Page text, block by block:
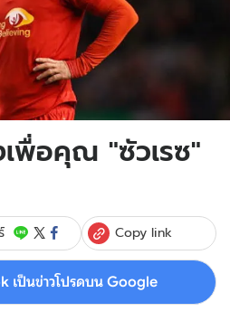
พื่อคุณ "ซัวเรซ"
Copy link
เป็นข่าวโปรดบน Google